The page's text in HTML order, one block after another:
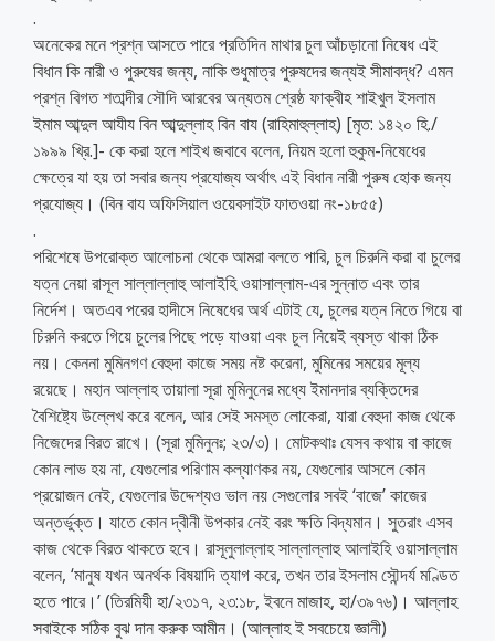
.
অনেকের মনে প্রশ্ন আসতে পারে প্রতিদিন মাথার চুল আঁচড়ানো নিষেধ এই
বিধান কি নারী ও পুরুষের জন্য, নাকি শুধুমাত্র পুরুষদের জন্যই সীমাবদ্ধ? এমন
প্রশ্ন বিগত শতাব্দীর সৌদি আরবের অন্যতম শ্রেষ্ঠ ফাক্বীহ শাইখুল ইসলাম
ইমাম আব্দুল আযীয বিন আব্দুল্লাহ বিন বায (রাহিমাহুল্লাহ) [মৃত: ১৪২০ হি./
১৯৯৯ খ্রি.]- কে করা হলে শাইখ জবাবে বলেন, নিয়ম হলো হুকুম-নিষেধের
ক্ষেত্রে যা হয় তা সবার জন্য প্রযোজ্য অর্থাৎ এই বিধান নারী পুরুষ হোক জন্য
প্রযোজ্য। (বিন বায অফিসিয়াল ওয়েবসাইট ফাতওয়া নং-১৮৫৫)
.
পরিশেষে উপরোক্ত আলোচনা থেকে আমরা বলতে পারি, চুল চিরুনি করা বা চুলের
যত্ন নেয়া রাসূল সাল্লাল্লাহু আলাইহি ওয়াসাল্লাম-এর সুন্নাত এবং তার
নির্দেশ। অতএব পরের হাদীসে নিষেধের অর্থ এটাই যে, চুলের যত্ন নিতে গিয়ে বা
চিরুনি করতে গিয়ে চুলের পিছে পড়ে যাওয়া এবং চুল নিয়েই ব্যস্ত থাকা ঠিক
নয়। কেননা মুমিনগণ বেহুদা কাজে সময় নষ্ট করেনা, মুমিনের সময়ের মূল্য
রয়েছে। মহান আল্লাহ তায়ালা সূরা মুমিনুনের মধ্যে ইমানদার ব্যক্তিদের
বৈশিষ্ট্যে উল্লেখ করে বলেন, আর সেই সমস্ত লোকেরা, যারা বেহুদা কাজ থেকে
নিজেদের বিরত রাখে। (সূরা মুমিনুনঃ; ২৩/৩)। মোটকথাঃ যেসব কথায় বা কাজে
কোন লাভ হয় না, যেগুলোর পরিণাম কল্যাণকর নয়, যেগুলোর আসলে কোন
প্রয়োজন নেই, যেগুলোর উদ্দেশ্যও ভাল নয় সেগুলোর সবই ‘বাজে’ কাজের
অন্তর্ভুক্ত। যাতে কোন দ্বীনী উপকার নেই বরং ক্ষতি বিদ্যমান। সুতরাং এসব
কাজ থেকে বিরত থাকতে হবে। রাসূলুলাল্লাহ সাল্লাল্লাহু আলাইহি ওয়াসাল্লাম
বলেন, ‘মানুষ যখন অনর্থক বিষয়াদি ত্যাগ করে, তখন তার ইসলাম সৌন্দর্য মণ্ডিত
হতে পারে।’ (তিরমিযী হা/২৩১৭, ২৩:১৮, ইবনে মাজাহ, হা/৩৯৭৬)। আল্লাহ
সবাইকে সঠিক বুঝ দান করুক আমীন। (আল্লাহ ই সবচেয়ে জ্ঞানী)